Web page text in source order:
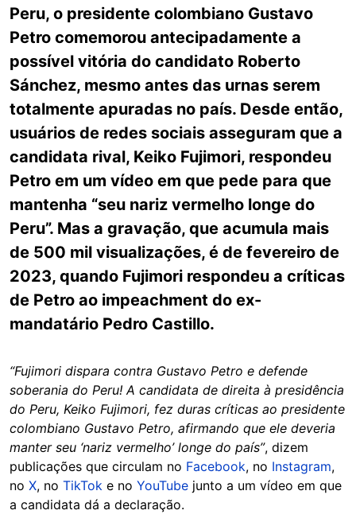
Peru, o presidente colombiano Gustavo
Petro comemorou antecipadamente a
possível vitória do candidato Roberto
Sánchez, mesmo antes das urnas serem
totalmente apuradas no país. Desde então,
usuários de redes sociais asseguram que a
candidata rival, Keiko Fujimori, respondeu
Petro em um vídeo em que pede para que
mantenha “seu nariz vermelho longe do
Peru”. Mas a gravação, que acumula mais
de 500 mil visualizações, é de fevereiro de
2023, quando Fujimori respondeu a críticas
de Petro ao impeachment do ex-
mandatário Pedro Castillo.
“Fujimori dispara contra Gustavo Petro e defende
soberania do Peru! A candidata de direita à presidência
do Peru, Keiko Fujimori, fez duras críticas ao presidente
colombiano Gustavo Petro, afirmando que ele deveria
manter seu ‘nariz vermelho’ longe do país”, dizem
publicações que circulam no Facebook, no Instagram,
no X, no TikTok e no YouTube junto a um vídeo em que
a candidata dá a declaração.